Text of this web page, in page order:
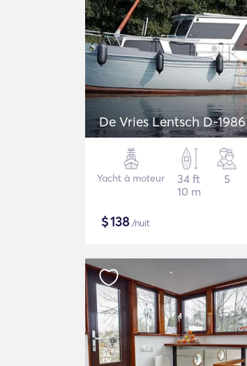
De Vries Lentsch D-1986
Yacht à moteur
34 ft
10 m
5
$138/nuit